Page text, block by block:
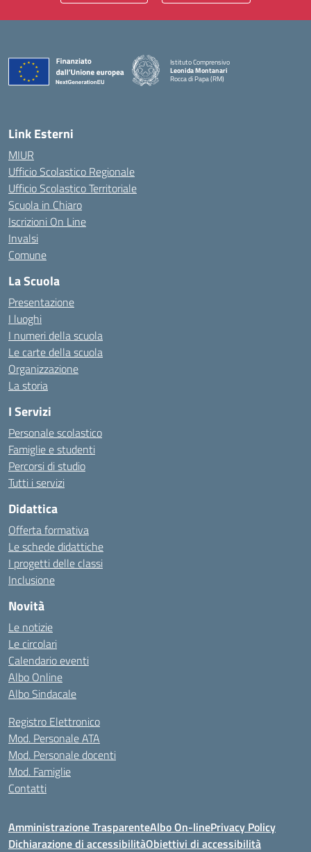
Istituto Comprensivo
Leonida Montanari
Rocca di Papa (RM)
— Visita la pagina iniziale della scuola
Link Esterni
MIUR
Ufficio Scolastico Regionale
Ufficio Scolastico Territoriale
Scuola in Chiaro
Iscrizioni On Line
Invalsi
Comune
La Scuola
Presentazione
I luoghi
I numeri della scuola
Le carte della scuola
Organizzazione
La storia
I Servizi
Personale scolastico
Famiglie e studenti
Percorsi di studio
Tutti i servizi
Didattica
Offerta formativa
Le schede didattiche
I progetti delle classi
Inclusione
Novità
Le notizie
Le circolari
Calendario eventi
Albo Online
Albo Sindacale
Registro Elettronico
Mod. Personale ATA
Mod. Personale docenti
Mod. Famiglie
Contatti
Amministrazione TrasparenteAlbo On-linePrivacy Policy
Dichiarazione di accessibilitàObiettivi di accessibilità